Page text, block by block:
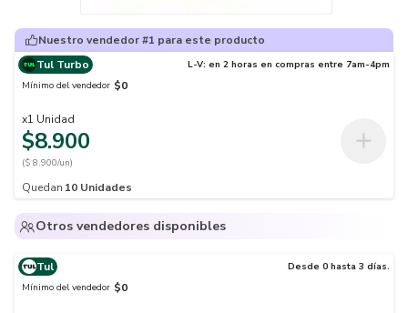
Nuestro vendedor #1 para este producto
Tul Turbo
L-V: en 2 horas en compras entre 7am-4pm
Mínimo del vendedor $0
x1 Unidad
$8.900
($ 8.900/un)
Quedan 10 Unidades
Otros vendedores disponibles
Tul
Desde 0 hasta 3 días.
Mínimo del vendedor $0